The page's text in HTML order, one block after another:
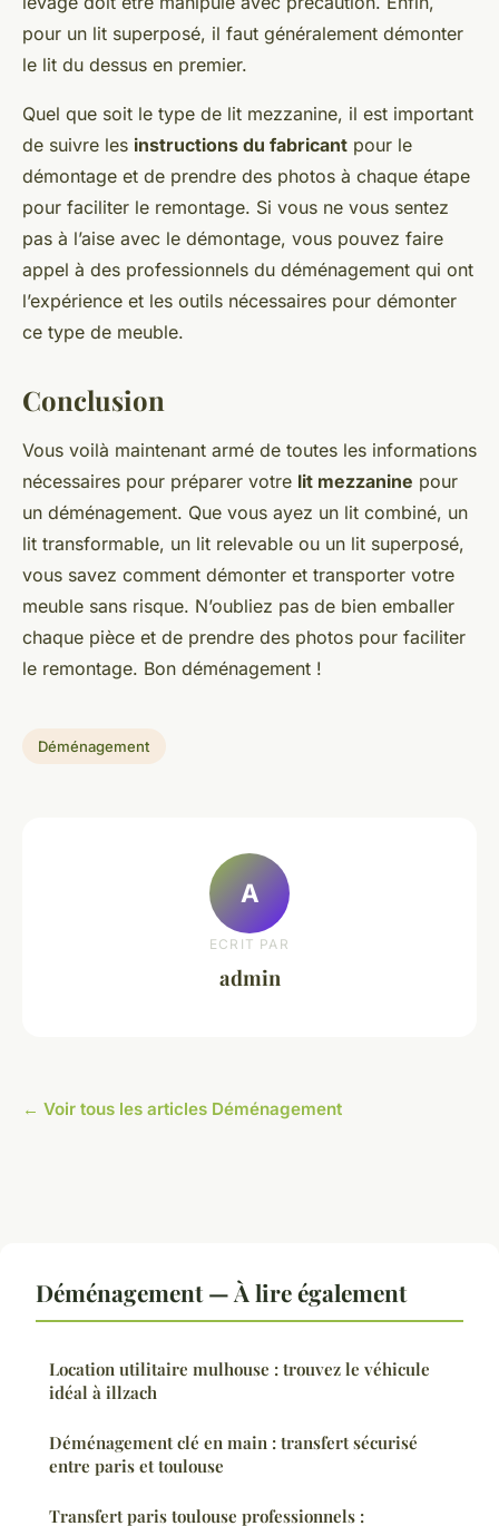
pour un lit superposé, il faut généralement démonter
le lit du dessus en premier.
Quel que soit le type de lit mezzanine, il est important
de suivre les instructions du fabricant pour le
démontage et de prendre des photos à chaque étape
pour faciliter le remontage. Si vous ne vous sentez
pas à l’aise avec le démontage, vous pouvez faire
appel à des professionnels du déménagement qui ont
l’expérience et les outils nécessaires pour démonter
ce type de meuble.
Conclusion
Vous voilà maintenant armé de toutes les informations
nécessaires pour préparer votre lit mezzanine pour
un déménagement. Que vous ayez un lit combiné, un
lit transformable, un lit relevable ou un lit superposé,
vous savez comment démonter et transporter votre
meuble sans risque. N’oubliez pas de bien emballer
chaque pièce et de prendre des photos pour faciliter
le remontage. Bon déménagement !
Déménagement
A
ECRIT PAR
admin
← Voir tous les articles Déménagement
Déménagement — À lire également
Location utilitaire mulhouse : trouvez le véhicule
idéal à illzach
Déménagement clé en main : transfert sécurisé
entre paris et toulouse
Transfert paris toulouse professionnels :